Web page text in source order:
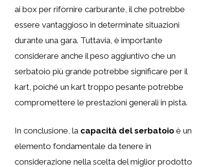
ai box per rifornire carburante, il che potrebbe
essere vantaggioso in determinate situazioni
durante una gara. Tuttavia, è importante
considerare anche il peso aggiuntivo che un
serbatoio più grande potrebbe significare per il
kart, poiché un kart troppo pesante potrebbe
compromettere le prestazioni generali in pista.
In conclusione, la capacità del serbatoio è un
elemento fondamentale da tenere in
considerazione nella scelta del miglior prodotto